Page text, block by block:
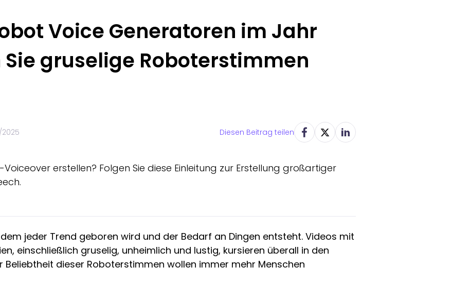
Voice Generatoren im Jahr
Sie gruselige Roboterstimmen
2025 Diesen Beitrag teilen
erstellen? Folgen Sie diese Einleitung zur Erstellung großartiger
jeder Trend geboren wird und der Bedarf an Dingen entsteht. Videos mit
einschließlich gruselig, unheimlich und lustig, kursieren überall in den
Beliebtheit dieser Roboterstimmen wollen immer mehr Menschen